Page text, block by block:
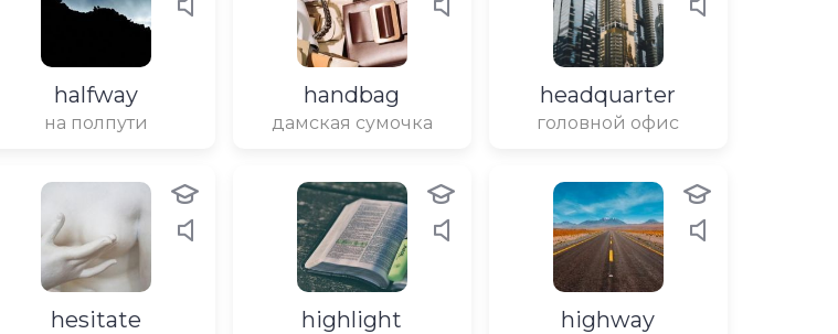
halfway
на полпути
handbag
дамская сумочка
headquarter
головной офис
hesitate highlight highway